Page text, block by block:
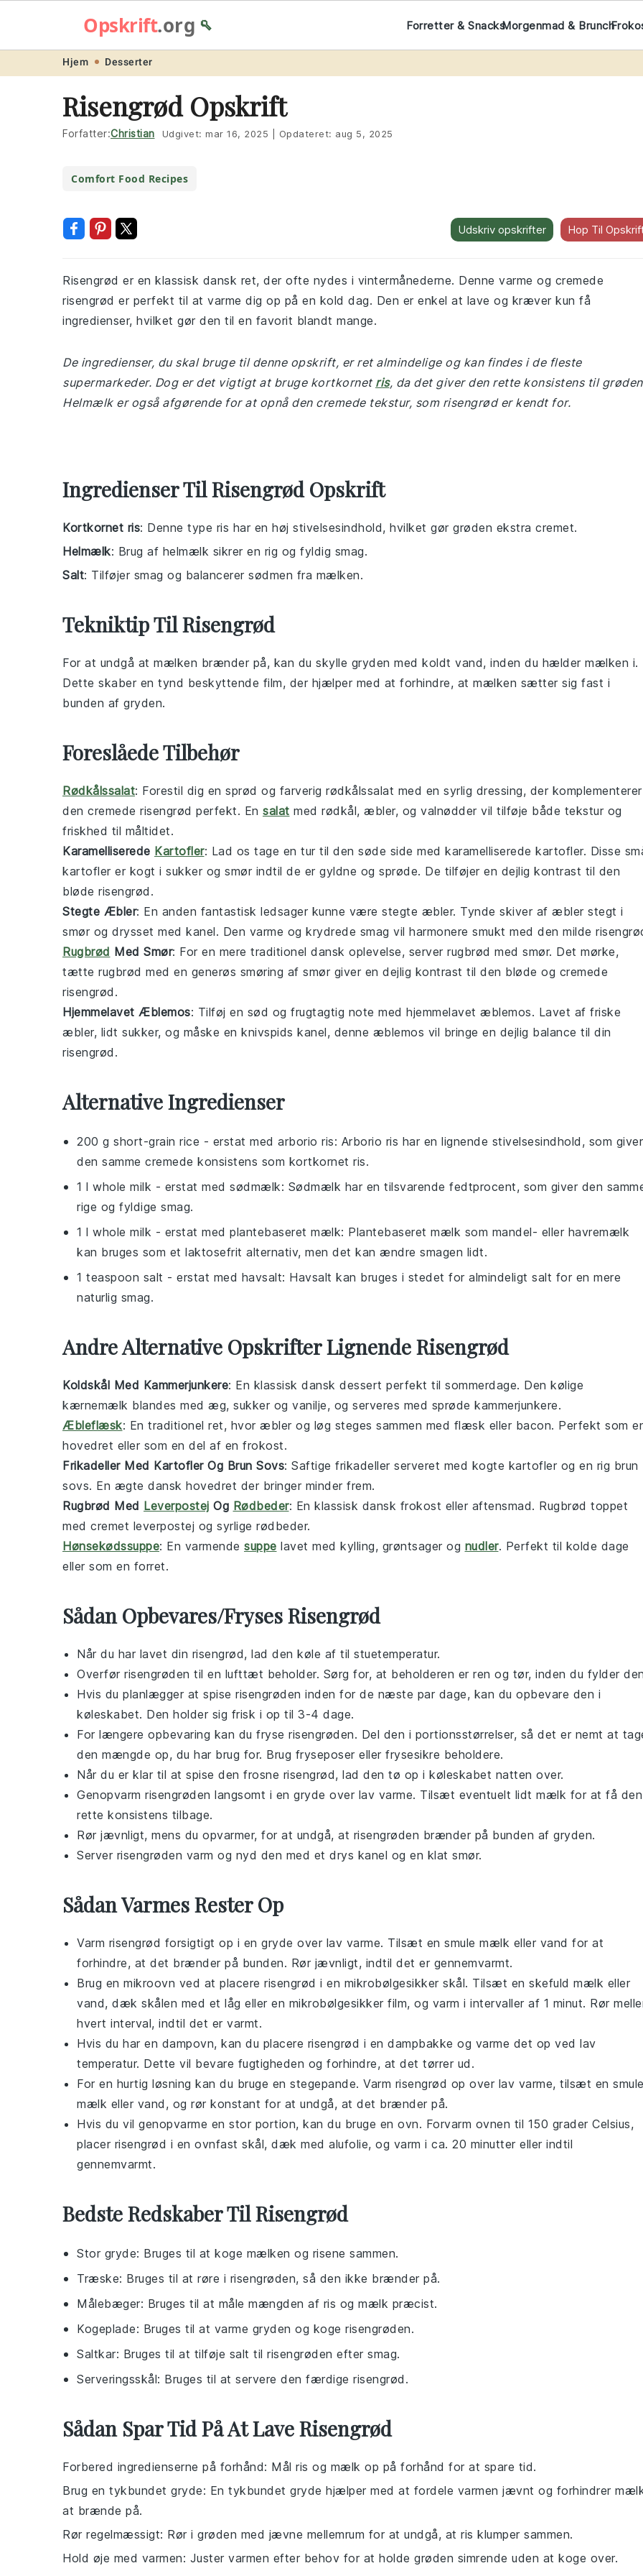
navigation
content
Opskrift.org🥄 Forretter & SnacksMorgenmad & Brunch
Hjem Desserter
Risengrød Opskrift
Forfatter:Christian Udgivet: mar 16, 2025 Opdateret: aug 5, 2025
Comfort Food Recipes
Udskriv opskrifter Hop Til
Risengrød er en klassisk dansk ret, der ofte nydes i vintermånederne. Denne varme og cremede
risengrød er perfekt til at varme dig op på en kold dag. Den er enkel at lave og kræver kun få
ingredienser, hvilket gør den til en favorit blandt mange.
De ingredienser, du skal bruge til denne opskrift, er ret almindelige og kan findes i de fleste
supermarkeder. Dog er det vigtigt at bruge kortkornet ris, da det giver den rette konsistens til
Helmælk er også afgørende for at opnå den cremede tekstur, som risengrød er kendt for.
Ingredienser Til Risengrød Opskrift
Kortkornet ris: Denne type ris har en høj stivelsesindhold, hvilket gør grøden ekstra cremet.
Helmælk: Brug af helmælk sikrer en rig og fyldig smag.
Salt: Tilføjer smag og balancerer sødmen fra mælken.
Tekniktip Til Risengrød
For at undgå at mælken brænder på, kan du skylle gryden med koldt vand, inden du hælder mælken i.
Dette skaber en tynd beskyttende film, der hjælper med at forhindre, at mælken sætter sig fast i
bunden af gryden.
Foreslåede Tilbehør
Rødkålssalat: Forestil dig en sprød og farverig rødkålssalat med en syrlig dressing, der komplementerer
den cremede risengrød perfekt. En salat med rødkål, æbler, og valnødder vil tilføje både tekstur og
friskhed til måltidet.
Karamelliserede Kartofler: Lad os tage en tur til den søde side med karamelliserede kartofler. Disse
kartofler er kogt i sukker og smør indtil de er gyldne og sprøde. De tilføjer en dejlig kontrast til den
bløde risengrød .
Stegte Æbler: En anden fantastisk ledsager kunne være stegte æbler. Tynde skiver af æbler stegt i
smør og drysset med kanel. Den varme og krydrede smag vil harmonere smukt med den milde
Rugbrød Med Smør: For en mere traditionel dansk oplevelse, server rugbrød med smør. Det mørke,
tætte rugbrød med en generøs smøring af smør giver en dejlig kontrast til den bløde og cremede
risengrød .
Hjemmelavet Æblemos: Tilføj en sød og frugtagtig note med hjemmelavet æblemos. Lavet af friske
æbler, lidt sukker, og måske en knivspids kanel, denne æblemos vil bringe en dejlig balance til din
risengrød .
Alternative Ingredienser
200 g short-grain rice - erstat med arborio ris: Arborio ris har en lignende stivelsesindhold, som giver
den samme cremede konsistens som kortkornet ris.
1 l whole milk - erstat med sødmælk: Sødmælk har en tilsvarende fedtprocent, som giver den
rige og fyldige smag.
1 l whole milk - erstat med plantebaseret mælk: Plantebaseret mælk som mandel- eller havremælk
kan bruges som et laktosefrit alternativ, men det kan ændre smagen lidt.
1 teaspoon salt - erstat med havsalt: Havsalt kan bruges i stedet for almindeligt salt for en mere
naturlig smag.
Andre Alternative Opskrifter Lignende Risengrød
Koldskål Med Kammerjunkere: En klassisk dansk dessert perfekt til sommerdage. Den kølige
kærnemælk blandes med æg, sukker og vanilje, og serveres med sprøde kammerjunkere.
Æbleflæsk: En traditionel ret, hvor æbler og løg steges sammen med flæsk eller bacon. Perfekt som
hovedret eller som en del af en frokost.
Frikadeller Med Kartofler Og Brun Sovs: Saftige frikadeller serveret med kogte kartofler og en rig brun
sovs. En ægte dansk hovedret der bringer minder frem.
Rugbrød Med Leverpostej Og Rødbeder: En klassisk dansk frokost eller aftensmad. Rugbrød toppet
med cremet leverpostej og syrlige rødbeder.
Hønsekødssuppe: En varmende suppe lavet med kylling, grøntsager og nudler. Perfekt til kolde dage
eller som en forret.
Sådan Opbevares/Fryses Risengrød
Når du har lavet din risengrød, lad den køle af til stuetemperatur.
Overfør risengrøden til en lufttæt beholder. Sørg for, at beholderen er ren og tør, inden du fylder
Hvis du planlægger at spise risengrøden inden for de næste par dage, kan du opbevare den i
køleskabet. Den holder sig frisk i op til 3-4 dage.
For længere opbevaring kan du fryse risengrøden. Del den i portionsstørrelser, så det er nemt at
den mængde op, du har brug for. Brug fryseposer eller frysesikre beholdere.
Når du er klar til at spise den frosne risengrød, lad den tø op i køleskabet natten over.
Genopvarm risengrøden langsomt i en gryde over lav varme. Tilsæt eventuelt lidt mælk for at få den
rette konsistens tilbage.
Rør jævnligt, mens du opvarmer, for at undgå, at risengrøden brænder på bunden af gryden.
Server risengrøden varm og nyd den med et drys kanel og en klat smør.
Sådan Varmes Rester Op
Varm risengrød forsigtigt op i en gryde over lav varme. Tilsæt en smule mælk eller vand for at
forhindre, at det brænder på bunden. Rør jævnligt, indtil det er gennemvarmt.
Brug en mikroovn ved at placere risengrød i en mikrobølgesikker skål. Tilsæt en skefuld mælk eller
vand, dæk skålen med et låg eller en mikrobølgesikker film, og varm i intervaller af 1 minut. Rør
hvert interval, indtil det er varmt.
Hvis du har en dampovn, kan du placere risengrød i en dampbakke og varme det op ved lav
temperatur. Dette vil bevare fugtigheden og forhindre, at det tørrer ud.
For en hurtig løsning kan du bruge en stegepande. Varm risengrød op over lav varme, tilsæt en
mælk eller vand , og rør konstant for at undgå, at det brænder på.
Hvis du vil genopvarme en stor portion, kan du bruge en ovn. Forvarm ovnen til 150 grader Celsius,
placer risengrød i en ovnfast skål, dæk med alufolie, og varm i ca. 20 minutter eller indtil
gennemvarmt.
Bedste Redskaber Til Risengrød
Stor gryde: Bruges til at koge mælken og risene sammen.
Træske: Bruges til at røre i risengrøden, så den ikke brænder på.
Målebæger: Bruges til at måle mængden af ris og mælk præcist.
Kogeplade: Bruges til at varme gryden og koge risengrøden.
Saltkar: Bruges til at tilføje salt til risengrøden efter smag.
Serveringsskål: Bruges til at servere den færdige risengrød.
Sådan Spar Tid På At Lave Risengrød
Forbered ingredienserne på forhånd: Mål ris og mælk op på forhånd for at spare tid.
Brug en tykbundet gryde: En tykbundet gryde hjælper med at fordele varmen jævnt og forhindrer
at brænde på.
Rør regelmæssigt: Rør i grøden med jævne mellemrum for at undgå, at ris klumper sammen.
Hold øje med varmen: Juster varmen efter behov for at holde grøden simrende uden at koge over.